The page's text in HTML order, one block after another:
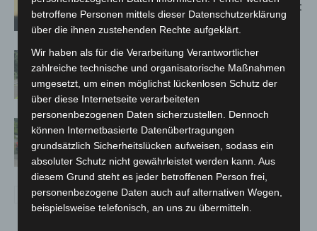
Population in Niedersachsen entdeckt
Brand im „Haus der Begegnung“ in
Neuwarmbüchen schnell eingedämmt
Region Hannover: 21 neue
Notfallsanitäter starten beim Roten
Kreuz
betroffene Personen mittels dieser Datenschutzerklärung
über die ihnen zustehenden Rechte aufgeklärt.
Wir haben als für die Verarbeitung Verantwortlicher
zahlreiche technische und organisatorische Maßnahmen
umgesetzt, um einen möglichst lückenlosen Schutz der
über diese Internetseite verarbeiteten
personenbezogenen Daten sicherzustellen. Dennoch
können Internetbasierte Datenübertragungen
grundsätzlich Sicherheitslücken aufweisen, sodass ein
absoluter Schutz nicht gewährleistet werden kann. Aus
diesem Grund steht es jeder betroffenen Person frei,
personenbezogene Daten auch auf alternativen Wegen,
beispielsweise telefonisch, an uns zu übermitteln.